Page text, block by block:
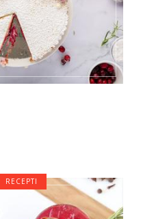
RECEPTI